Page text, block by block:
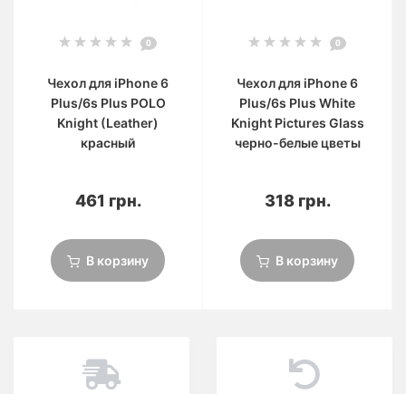
0
Чехол для iPhone 6
Plus/6s Plus POLO
Knight (Leather)
красный
461 грн.
В корзину
0
Чехол для iPhone 6
Plus/6s Plus White
Knight Pictures Glass
черно-белые цветы
318 грн.
В корзину